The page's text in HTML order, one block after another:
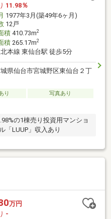
11.98％
1977年3月(築49年6ヶ月)
12戸
積410.73m2
積265.17m2
本線 東仙台駅 徒歩5分
県仙台市宮城野区東仙台２丁
り
写真あり
の1棟売り投資用マンショ
「LUUP」収入あり
万円
-